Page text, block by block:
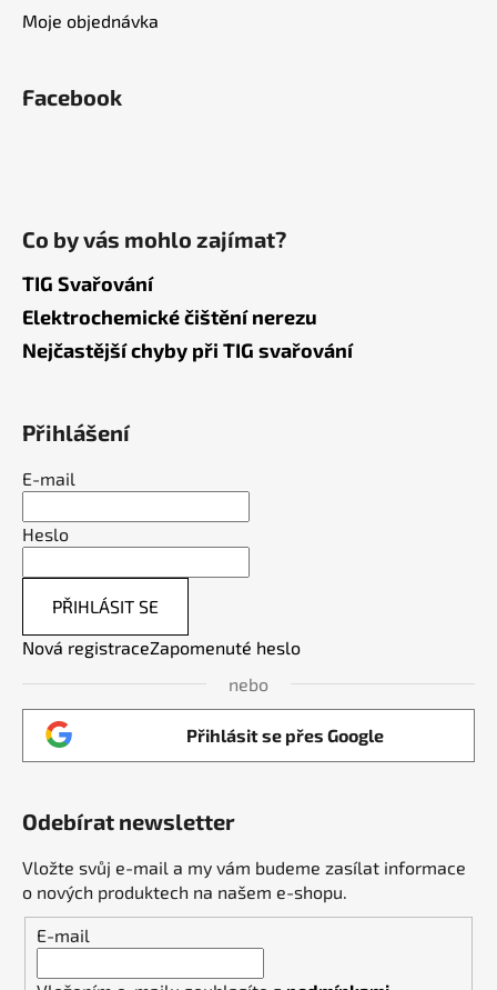
Moje objednávka
Facebook
Co by vás mohlo zajímat?
TIG Svařování
Elektrochemické čištění nerezu
Nejčastější chyby při TIG svařování
Přihlášení
E-mail
Heslo
PŘIHLÁSIT SE
Nová registraceZapomenuté heslo
nebo
Přihlásit se přes Google
Odebírat newsletter
Vložte svůj e-mail a my vám budeme zasílat informace
o nových produktech na našem e-shopu.
E-mail